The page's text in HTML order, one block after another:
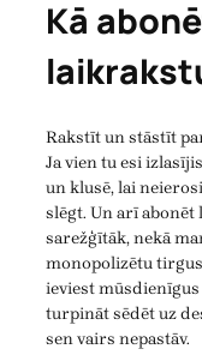
Kā
Rakstīt un stāstīt
Ja vien tu esi
un klusē, lai
slēgt. Un arī
sarežģītāk, nekā
monopolizētu
ieviest
turpināt sēdēt uz
sen vairs nepastāv.